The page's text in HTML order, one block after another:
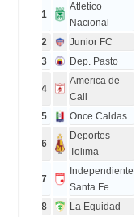
1
Atletico
Nacional
2 Junior FC
3
Dep. Pasto
4
America de
Cali
5 Once Caldas
6
Deportes
Tolima
7
Independiente
Santa Fe
8 La Equidad